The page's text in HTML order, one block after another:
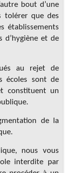
bout d’une
tolérer que des
établissements
d’hygiène et de
au rejet de
écoles sont de
constituent un
de la
nous vous
interdite par